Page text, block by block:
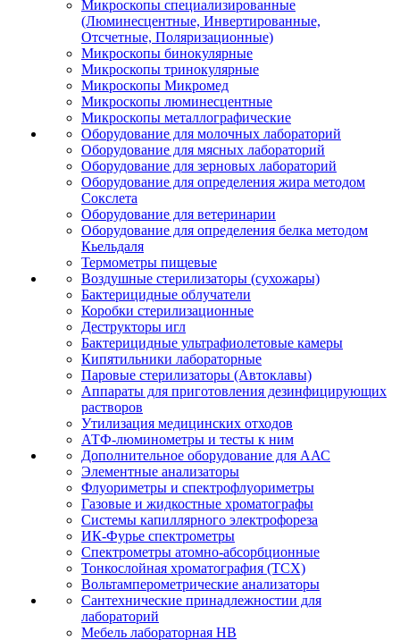
Микроскопы специализированные
(Люминесцентные, Инвертированные,
Отсчетные, Поляризационные)
Микроскопы бинокулярные
Микроскопы тринокулярные
Микроскопы Микромед
Микроскопы люминесцентные
Микроскопы металлографические
Оборудование для молочных лабораторий
Оборудование для мясных лабораторий
Оборудование для зерновых лабораторий
Оборудование для определения жира методом
Сокслета
Оборудование для ветеринарии
Оборудование для определения белка методом
Кьельдаля
Термометры пищевые
Воздушные стерилизаторы (сухожары)
Бактерицидные облучатели
Коробки стерилизационные
Деструкторы игл
Бактерицидные ультрафиолетовые камеры
Кипятильники лабораторные
Паровые стерилизаторы (Автоклавы)
Аппараты для приготовления дезинфицирующих
растворов
Утилизация медицинских отходов
АТФ-люминометры и тесты к ним
Дополнительное оборудование для ААС
Элементные анализаторы
Флуориметры и спектрофлуориметры
Газовые и жидкостные хроматографы
Системы капиллярного электрофореза
ИК-Фурье спектрометры
Спектрометры атомно-абсорбционные
Тонкослойная хроматография (ТСХ)
Вольтамперометрические анализаторы
Сантехнические принадлежностии для
лабораторий
Мебель лабораторная НВ